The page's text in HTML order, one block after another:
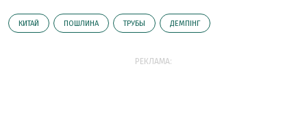
КИТАЙ ПОШЛИНА ТРУБЫ ДЕМПІНГ
РЕКЛАМА: